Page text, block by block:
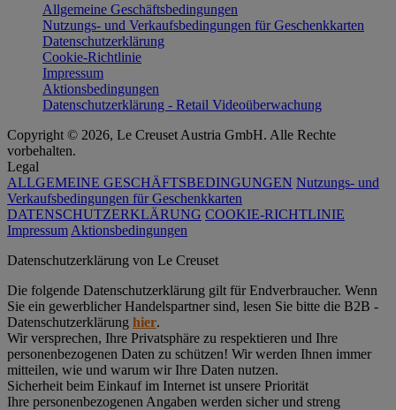
Allgemeine Geschäftsbedingungen
Nutzungs- und Verkaufsbedingungen für Geschenkkarten
Datenschutzerklärung
Cookie-Richtlinie
Impressum
Aktionsbedingungen
Datenschutzerklärung - Retail Videoüberwachung
Copyright © 2026, Le Creuset Austria GmbH. Alle Rechte
vorbehalten.
Legal
ALLGEMEINE GESCHÄFTSBEDINGUNGEN Nutzungs- und
Verkaufsbedingungen für Geschenkkarten
DATENSCHUTZERKLÄRUNG COOKIE-RICHTLINIE
Impressum Aktionsbedingungen
Datenschutz­erklärung von Le Creuset
Die folgende Datenschutzerklärung gilt für Endverbraucher. Wenn
Sie ein gewerblicher Handelspartner sind, lesen Sie bitte die B2B -
Datenschutzerklärung hier.
Wir versprechen, Ihre Privatsphäre zu respektieren und Ihre
personenbezogenen Daten zu schützen! Wir werden Ihnen immer
mitteilen, wie und warum wir Ihre Daten nutzen.
Sicherheit beim Einkauf im Internet ist unsere Priorität
Ihre personenbezogenen Angaben werden sicher und streng